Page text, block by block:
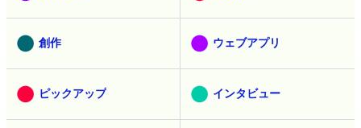
創作 ウェブアプリ
ピックアップ インタビュー